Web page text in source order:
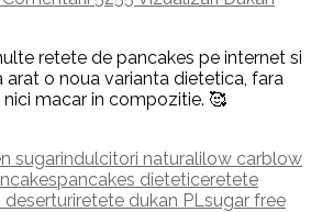
retete de pancakes pe internet si
o noua varianta dietetica, fara
macar in compozitie. 🥰
sugarindulcitori naturalilow carblow
pancakes dieteticeretete
deserturiretete dukan PL sugar free